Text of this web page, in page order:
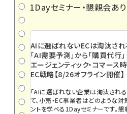
1Dayセミナー・懇親会あり
AIに選ばれないECは淘汰され
「AI需要予測」から「購買代行
エージェンティック・コマース
EC戦略【8/26オフライン開催】
「AIに選ばれない企業は淘汰される
て、小売・EC事業者はどのような
ントを学べる1Dayセミナーです。懇